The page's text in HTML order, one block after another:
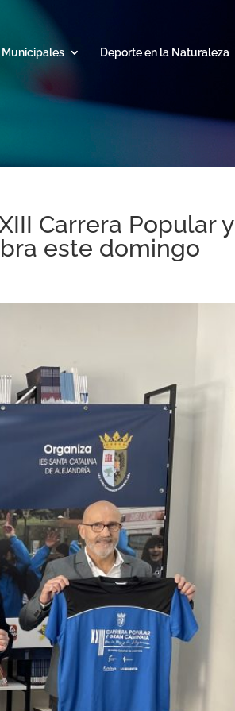
Municipales Deporte en la Naturaleza
Carrera Popular y
este domingo